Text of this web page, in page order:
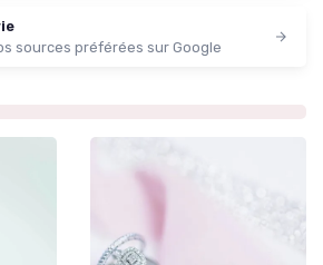
sources préférées sur Google